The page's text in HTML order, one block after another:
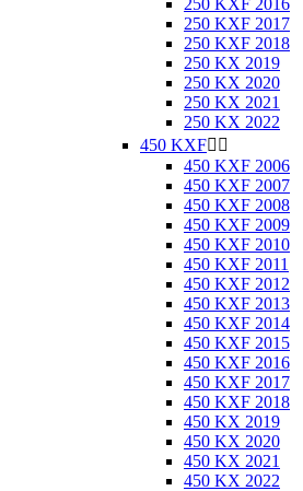
250 KXF 2016
250 KXF 2017
250 KXF 2018
250 KX 2019
250 KX 2020
250 KX 2021
250 KX 2022
450 KXF 
450 KXF 2006
450 KXF 2007
450 KXF 2008
450 KXF 2009
450 KXF 2010
450 KXF 2011
450 KXF 2012
450 KXF 2013
450 KXF 2014
450 KXF 2015
450 KXF 2016
450 KXF 2017
450 KXF 2018
450 KX 2019
450 KX 2020
450 KX 2021
450 KX 2022